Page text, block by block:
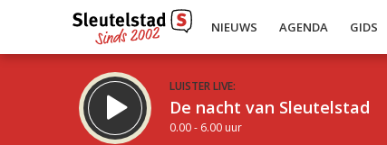
NIEUWS AGENDA GIDS
LUISTER LIVE:
De nacht van Sleutelstad
0.00 - 6.00 uur